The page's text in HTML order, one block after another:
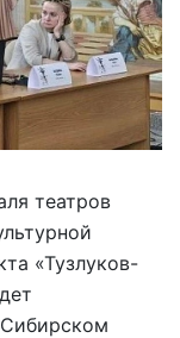
театров
«Тузлуков-